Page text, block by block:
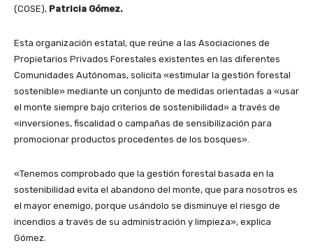
(COSE), Patricia Gómez.
Esta organización estatal, que reúne a las Asociaciones de
Propietarios Privados Forestales existentes en las diferentes
Comunidades Autónomas, solicita «estimular la gestión forestal
sostenible» mediante un conjunto de medidas orientadas a «usar
el monte siempre bajo criterios de sostenibilidad» a través de
«inversiones, fiscalidad o campañas de sensibilización para
promocionar productos procedentes de los bosques».
«Tenemos comprobado que la gestión forestal basada en la
sostenibilidad evita el abandono del monte, que para nosotros es
el mayor enemigo, porque usándolo se disminuye el riesgo de
incendios a través de su administración y limpieza», explica
Gómez.